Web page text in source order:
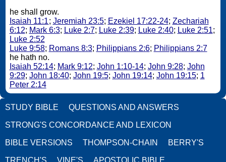
he shall grow.
Isaiah 11:1; Jeremiah 23:5; Ezekiel 17:22-24; Zechariah
6:12; Mark 6:3; Luke 2:7; Luke 2:39; Luke 2:40; Luke 2:51;
Luke 2:52
Luke 9:58; Romans 8:3; Philippians 2:6; Philippians 2:7
he hath no.
Isaiah 52:14; Mark 9:12; John 1:10-14; John 9:28; John
9:29; John 18:40; John 19:5; John 19:14; John 19:15; 1
Peter 2:14
STUDY BIBLE QUESTIONS AND ANSWERS
STRONG'S CONCORDANCE AND LEXICON
BIBLE VERSIONS THOMPSON-CHAIN BERRY'S
TRENCH'S VINE'S APOSTOLIC BIBLE